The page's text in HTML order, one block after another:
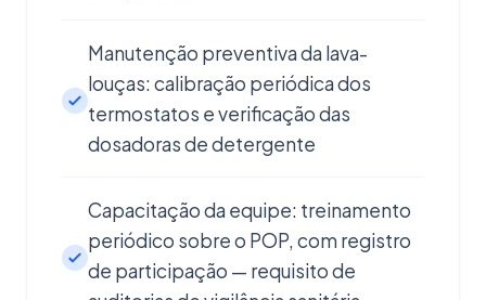
Manutenção preventiva da lava-
louças: calibração periódica dos
termostatos e verificação das
dosadoras de detergente
Capacitação da equipe: treinamento
periódico sobre o POP, com registro
de participação — requisito de